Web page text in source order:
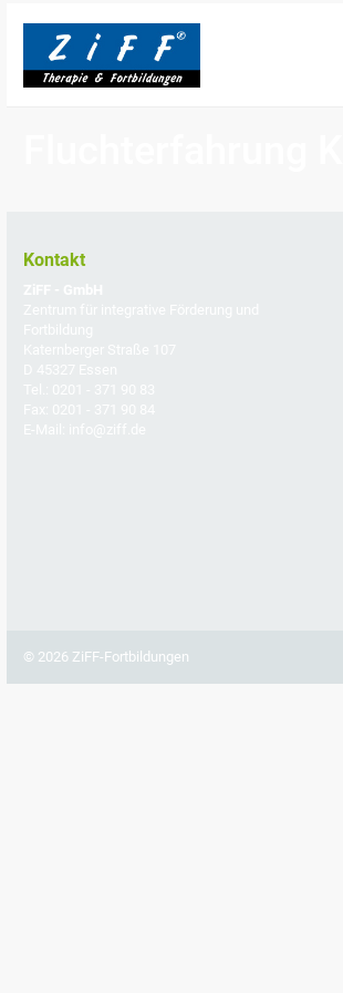
Kontakt
© 2026 ZiFF-Fortbildungen